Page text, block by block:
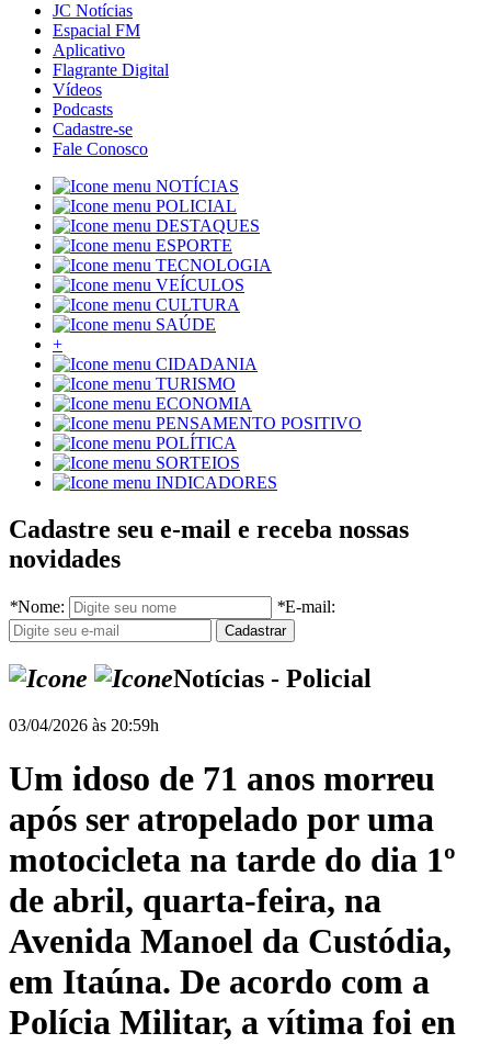
JC Notícias
Espacial FM
Aplicativo
Flagrante Digital
Vídeos
Podcasts
Cadastre-se
Fale Conosco
NOTÍCIAS
POLICIAL
DESTAQUES
ESPORTE
TECNOLOGIA
VEÍCULOS
CULTURA
SAÚDE
+
CIDADANIA
TURISMO
ECONOMIA
PENSAMENTO POSITIVO
POLÍTICA
SORTEIOS
INDICADORES
Cadastre seu e-mail e receba nossas
novidades
*Nome: *E-mail:
Notícias - Policial
03/04/2026 às 20:59h
Um idoso de 71 anos morreu
após ser atropelado por uma
motocicleta na tarde do dia 1º
de abril, quarta-feira, na
Avenida Manoel da Custódia,
em Itaúna. De acordo com a
Polícia Militar, a vítima foi en